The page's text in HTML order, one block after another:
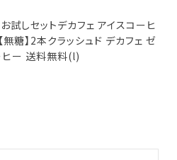
試しセットデカフェ アイスコーヒ
糖】2本クラッシュド デカフェ ゼ
ヒー 送料無料(l)